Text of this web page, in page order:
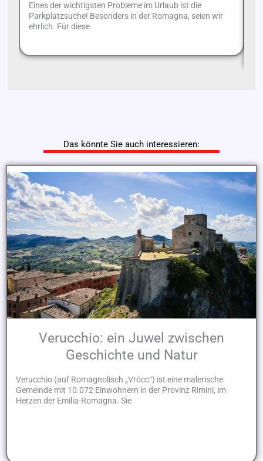
Eines der wichtigsten Probleme im Urlaub ist die
Parkplatzsuche! Besonders in der Romagna, seien wir
ehrlich. Für diese
Das könnte Sie auch interessieren:
Verucchio: ein Juwel zwischen
Geschichte und Natur
Verucchio (auf Romagnolisch „Vrócc“) ist eine malerische
Gemeinde mit 10.072 Einwohnern in der Provinz Rimini, im
Herzen der Emilia-Romagna. Sie